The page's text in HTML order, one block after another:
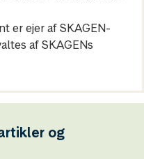
er ejer af SKAGEN-
af SKAGENs
og